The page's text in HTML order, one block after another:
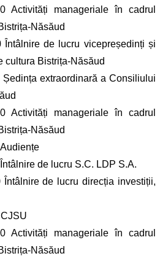
Activități manageriale în cadrul
Năsăud
Întâlnire de lucru vicepreședinți și
cultura Bistrița-Năsăud
extraordinară a Consiliului
Activități manageriale în cadrul
Năsăud
de lucru S.C. LDP S.A.
Întâlnire de lucru direcția investiții,
Activități manageriale în cadrul
Năsăud